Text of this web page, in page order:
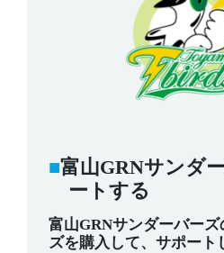
富山GRNサンダ
ートする
富山GRNサンダーバー
ズを購入して、サポート